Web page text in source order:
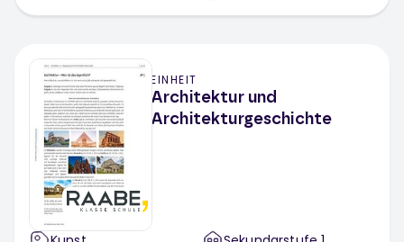
EINHEIT
Architektur und
Architekturgeschichte